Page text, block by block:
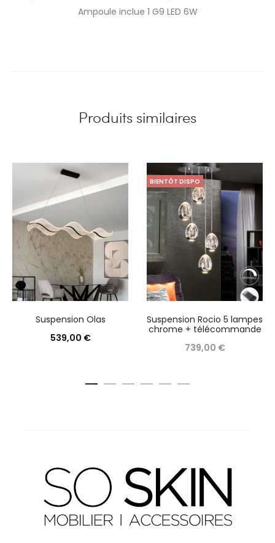
Ampoule inclue 1 G9 LED 6W
Produits similaires
Suspension Olas
539,00 €
BIENTÔT DISPO
Suspension Rocio 5 lampes
chrome + télécommande
739,00 €